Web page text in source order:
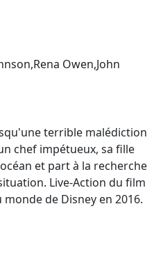
Owen,John
terrible malédiction
chef impétueux, sa fille
et part à la recherche
Live-Action du film
de Disney en 2016.